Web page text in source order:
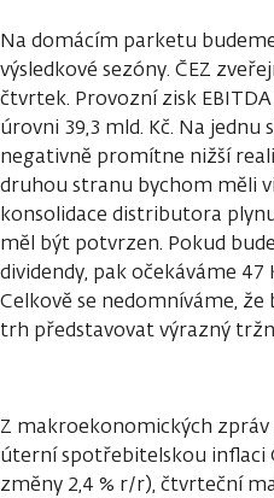
Na domácím parketu
výsledkové sezóny. ČEZ
čtvrtek. Provozní zisk
úrovni 39,3 mld. Kč. Na jednu
negativně promítne nižší
druhou stranu bychom měli
konsolidace distributora
měl být potvrzen. Pokud
dividendy, pak očekáváme 47
Celkově se nedomníváme,
trh představovat výrazný
Z makroekonomických zpráv
úterní spotřebitelskou inflaci
změny 2,4 % r/r), čtvrteční